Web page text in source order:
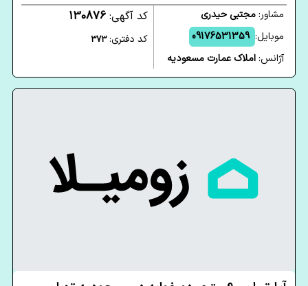
مشاور:مجتبی حیدری
موبایل: 09176531359
آژانس:املاک عمارت مسعودیه
کد آگهی: 130876
کد دفتری:373